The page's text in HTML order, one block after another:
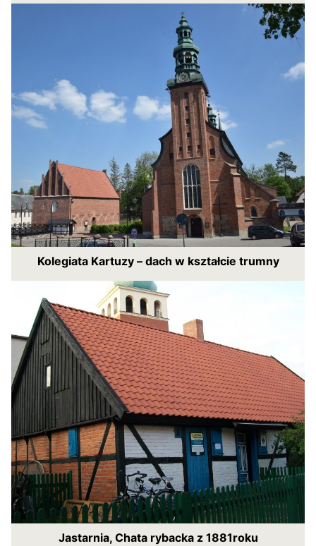
Kolegiata Kartuzy – dach w kształcie trumny
Jastarnia, Chata rybacka z 1881roku